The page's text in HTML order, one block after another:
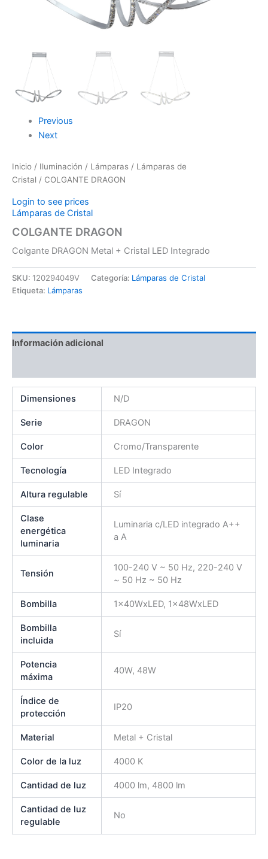
Previous
Next
Inicio / Iluminación / Lámparas / Lámparas de
Cristal / COLGANTE DRAGON
Login to see prices
Lámparas de Cristal
COLGANTE DRAGON
Colgante DRAGON Metal + Cristal LED Integrado
SKU: 120294049V Categoría: Lámparas de Cristal
Etiqueta: Lámparas
Información adicional
Dimensiones N/D
Serie DRAGON
Color Cromo/Transparente
Tecnología LED Integrado
Altura regulable Sí
Clase
energética
luminaria
Luminaria c/LED integrado A++
a A
Tensión
100-240 V ~ 50 Hz, 220-240 V
~ 50 Hz ~ 50 Hz
Bombilla 1x40WxLED, 1x48WxLED
Bombilla
incluida
Sí
Potencia
máxima
40W, 48W
Índice de
protección
IP20
Material Metal + Cristal
Color de la luz 4000 K
Cantidad de luz 4000 lm, 4800 lm
Cantidad de luz
regulable
No